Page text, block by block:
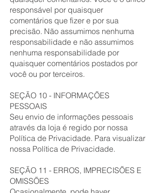
responsável por quaisquer
comentários que fizer e por sua
precisão. Não assumimos nenhuma
responsabilidade e não assumimos
nenhuma responsabilidade por
quaisquer comentários postados por
você ou por terceiros.
SEÇÃO 10 - INFORMAÇÕES
PESSOAIS
Seu envio de informações pessoais
através da loja é regido por nossa
Política de Privacidade. Para visualizar
nossa Política de Privacidade.
SEÇÃO 11 - ERROS, IMPRECISÕES E
OMISSÕES